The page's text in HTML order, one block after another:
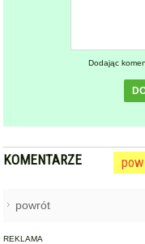
Dodając
KOMENTARZE
powrót
REKLAMA